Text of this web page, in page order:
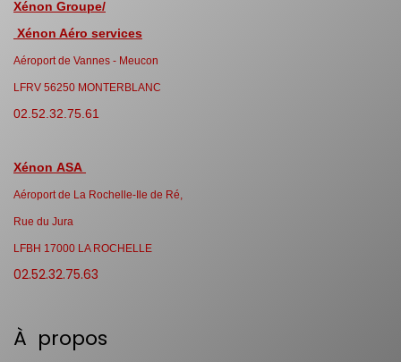
Xénon Groupe/
Xénon Aéro services
Aéroport de Vannes - Meucon
LFRV 56250 MONTERBLANC
02.52.32.75.61
Xénon ASA
Aéroport de La Rochelle-Ile de Ré,
Rue du Jura
LFBH 17000 LA ROCHELLE
02.52.32.75.63
À propos